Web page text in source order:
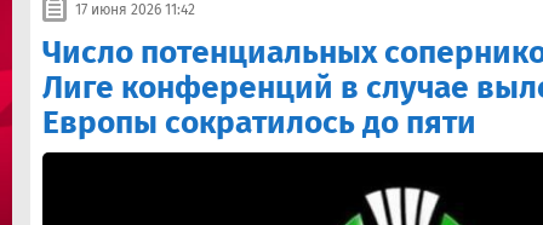
17 июня 2026 11:42
Число потенциальных
Лиге конференций в случае
Европы сократилось до пяти